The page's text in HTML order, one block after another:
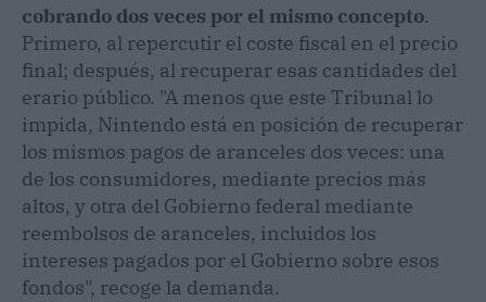
cobrando dos veces por el mismo concepto.
Primero, al repercutir el coste fiscal en el precio
final; después, al recuperar esas cantidades del
erario público. "A menos que este Tribunal lo
impida, Nintendo está en posición de recuperar
los mismos pagos de aranceles dos veces: una
de los consumidores, mediante precios más
altos, y otra del Gobierno federal mediante
reembolsos de aranceles, incluidos los
intereses pagados por el Gobierno sobre esos
fondos", recoge la demanda.